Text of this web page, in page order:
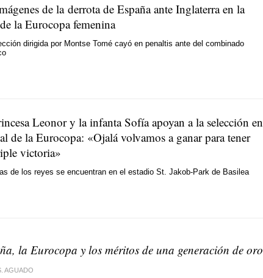
de la derrota de España ante Inglaterra en la
la Eurocopa femenina
dirigida por Montse Tomé cayó en penaltis ante del combinado
Leonor y la infanta Sofía apoyan a la selección en
de la Eurocopa: «Ojalá volvamos a ganar para tener
victoria»
de los reyes se encuentran en el estadio St. Jakob-Park de Basilea
la Eurocopa y los méritos de una generación de oro
AGUADO